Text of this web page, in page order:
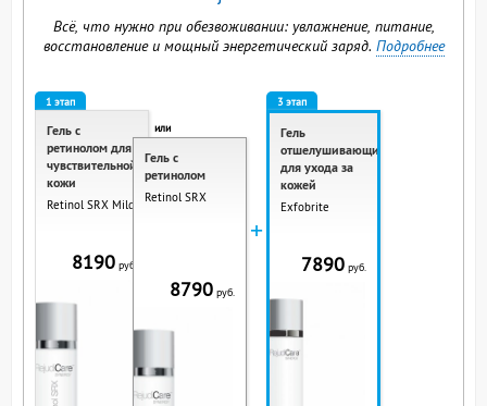
Всё, что нужно при обезвоживании: увлажнение, питание,
восстановление и мощный энергетический заряд. Подробнее
1 этап
Гель с
ретинолом для
чувствительной
кожи
Retinol SRX Mild
8190 руб.
или
Гель с
ретинолом
Retinol SRX
8790 руб.
+
3 этап
Гель
отшелушивающий
для ухода за
кожей
Exfobrite
7890 руб.